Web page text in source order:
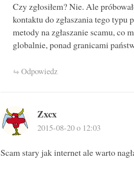
Czy zgłosiłem? Nie. Ale
kontaktu do zgłaszania tego typu
metody na zgłaszanie scamu, co
globalnie, ponad granicami
Odpowiedz
Zxcx
2015-08-20 o 12:03
Scam stary jak internet ale warto